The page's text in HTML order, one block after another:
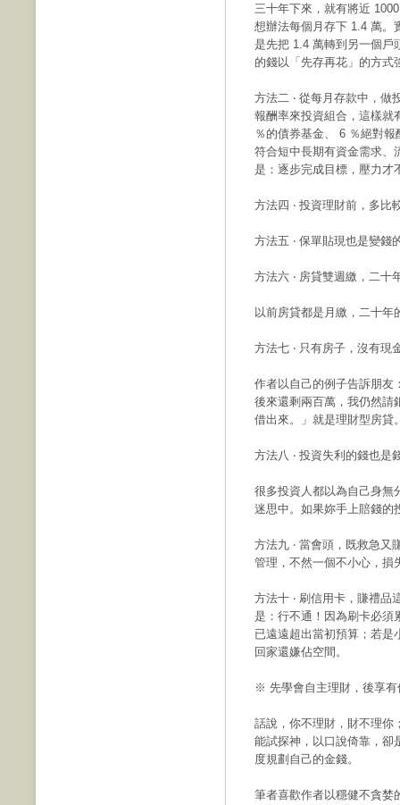
三十年下來，就有將近
想辦法每個月存下 1.4 萬。
是先把 1.4 萬轉到另一個戶
的錢以「先存再花」的方式
方法二 ‧ 從每月存款中，做
報酬率來投資組合，這樣就
％的債券基金、 6 ％絕對
符合短中長期有資金需求、
是：逐步完成目標，壓力才
方法四 ‧ 投資理財前，多比
方法五 ‧ 保單貼現也是變錢
方法六 ‧ 房貸雙週繳，二十
以前房貸都是月繳，二十
方法七 ‧ 只有房子，沒有現
作者以自己的例子告訴朋友
後來還剩兩百萬，我仍然請
借出來。」就是理財型房貸
方法八 ‧ 投資失利的錢也是
很多投資人都以為自己身無
迷思中。如果妳手上賠錢的
方法九 ‧ 當會頭，既救急又
管理，不然一個不小心，損
方法十 ‧ 刷信用卡，賺禮品
是：行不通！因為刷卡必須
已遠遠超出當初預算；若是
回家還嫌佔空間。
※ 先學會自主理財，後享有
話說，你不理財，財不理你
能試探神，以口說倚靠，卻
度規劃自己的金錢。
筆者喜歡作者以穩健不貪婪